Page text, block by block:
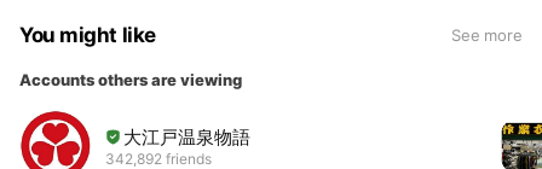
You might like See more
Accounts others are viewing
大江戸温泉物語
342,892 friends